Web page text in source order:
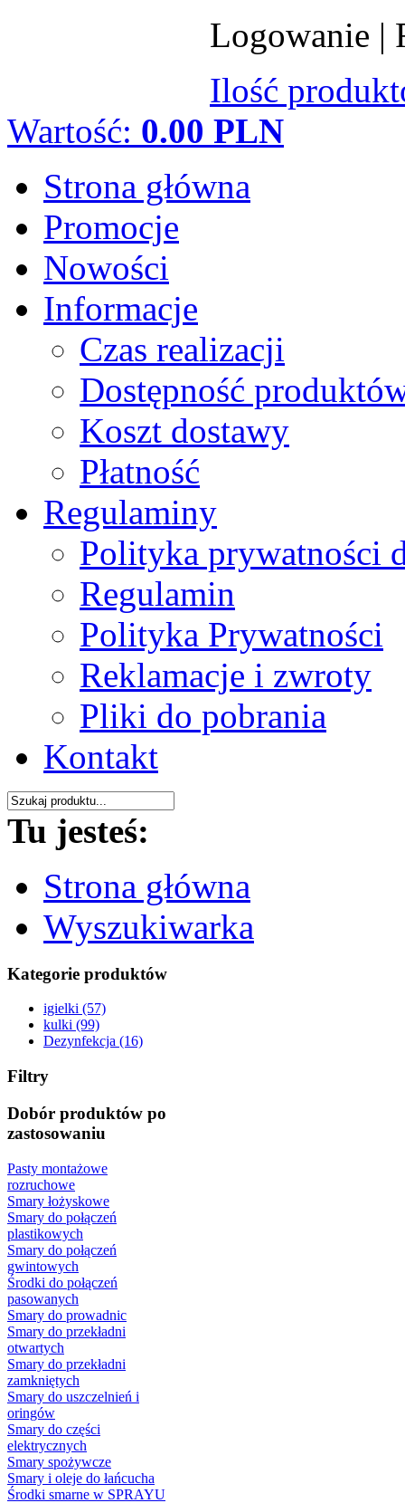
Logowanie |
Ilość
Wartość: 0.00 PLN
Strona główna
Promocje
Nowości
Informacje
Czas realizacji
Dostępność
Koszt dostawy
Płatność
Regulaminy
Polityka prywatności
Regulamin
Polityka Prywatności
Reklamacje i zwroty
Pliki do pobrania
Kontakt
Tu jesteś:
Strona główna
Wyszukiwarka
Kategorie produktów
igielki (57)
kulki (99)
Dezynfekcja (16)
Filtry
Dobór produktów po
zastosowaniu
Pasty montażowe
rozruchowe
Smary łożyskowe
Smary do połączeń
plastikowych
Smary do połączeń
gwintowych
Środki do połączeń
pasowanych
Smary do prowadnic
Smary do przekładni
otwartych
Smary do przekładni
zamkniętych
Smary do uszczelnień i
oringów
Smary do części
elektrycznych
Smary spożywcze
Smary i oleje do łańcucha
Środki smarne w SPRAYU